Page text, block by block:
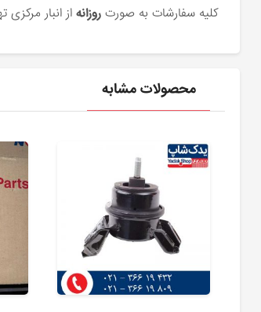
کلیه سفارشات به صورتروزانه از انبار
محصولات مشابه